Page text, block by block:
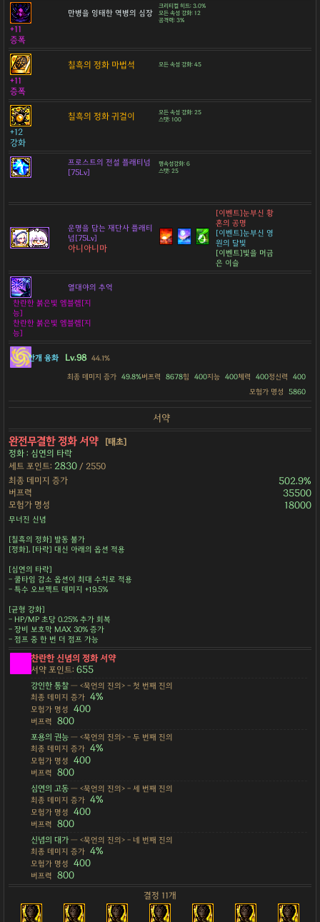
만병을 잉태한 역병의 심장
크리티컬 히트: 3.0%
모든 속성 강화: 12
공격력: 3%
+11
증폭
칠흑의 정화 마법석 모든 속성 강화: 45
+11
증폭
칠흑의 정화 귀걸이
모든 속성 강화: 25
스탯: 100
+12
강화
프로스트의 전설 플래티넘
[75Lv]
명속성강화: 6
스탯: 25
운명을 담는 재단사 플래티
넘[75Lv]
아니아니마
[이벤트]눈부신 황
혼의 공명
[이벤트]눈부신 영
원의 달빛
[이벤트]빛을 머금
은 이슬
열대야의 추억
찬란한 붉은빛 엠블렘[지
능]
찬란한 붉은빛 엠블렘[지
능]
안개 융화 Lv.98 44.1%
최종 데미지 증가 49.8%버프력 8678힘 400지능 400체력 400정신력
400
모험가 명성
5860
서약
완전무결한 정화 서약
[태초]
정화 : 심연의 타락
세트 포인트: 2830 / 2550
최종 데미지 증가
502.9%
버프력 35500
모험가 명성 18000
무너진 신념
[칠흑의 정화] 발동 불가
[정화], [타락] 대신 아래의 옵션 적용
[심연의 타락]
- 쿨타임 감소 옵션이 최대 수치로 적용
- 특수 오브젝트 데미지 +19.5%
[균형 강화]
- HP/MP 초당 0.25% 추가 회복
- 장비 보호막 MAX 30% 증가
- 점프 중 한 번 더 점프 가능
찬란한 신념의 정화 서약
서약 포인트:655
강인한 통찰— <묵언의 진의> - 첫 번째 진의
최종 데미지 증가 4%
모험가 명성 400
버프력 800
포용의 권능— <묵언의 진의> - 두 번째 진의
최종 데미지 증가 4%
모험가 명성 400
버프력 800
심연의 고동— <묵언의 진의> - 세 번째 진의
최종 데미지 증가 4%
모험가 명성 400
버프력 800
신념의 대가— <묵언의 진의> - 네 번째 진의
최종 데미지 증가 4%
모험가 명성 400
버프력 800
결정 11개